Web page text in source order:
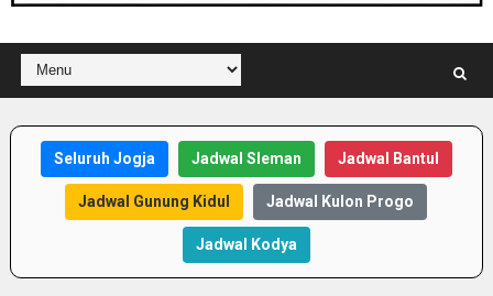
Seluruh Jogja Jadwal Sleman Jadwal Bantul
Jadwal Gunung Kidul Jadwal Kulon Progo
Jadwal Kodya